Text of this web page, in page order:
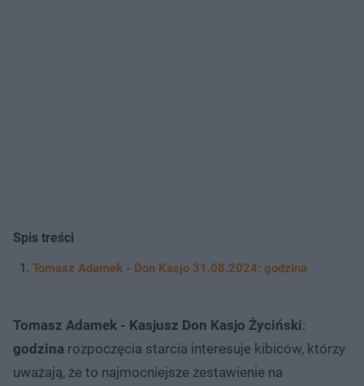
Spis treści
Tomasz Adamek - Don Kasjo 31.08.2024: godzina
Tomasz Adamek - Kasjusz Don Kasjo Życiński:
godzina rozpoczęcia starcia interesuje kibiców, którzy
uważają, że to najmocniejsze zestawienie na